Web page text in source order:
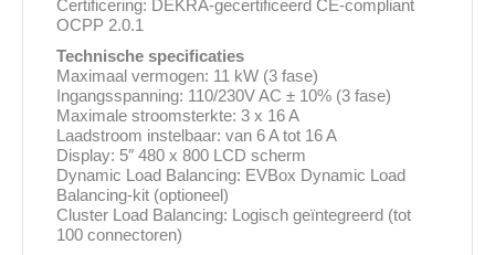
Certificering: DEKRA-gecertificeerd CE-compliant
OCPP 2.0.1
Technische specificaties
Maximaal vermogen: 11 kW (3 fase)
Ingangsspanning: 110/230V AC ± 10% (3 fase)
Maximale stroomsterkte: 3 x 16 A
Laadstroom instelbaar: van 6 A tot 16 A
Display: 5″ 480 x 800 LCD scherm
Dynamic Load Balancing: EVBox Dynamic Load
Balancing-kit (optioneel)
Cluster Load Balancing: Logisch geïntegreerd (tot
100 connectoren)